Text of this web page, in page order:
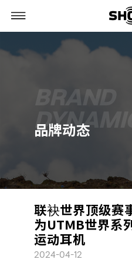
BRAND
品牌动态
联袂世界顶级赛
为UTMB世界系
运动耳机
2024-04-12